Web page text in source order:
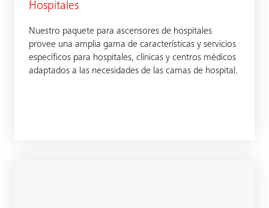
Hospitales
Nuestro paquete para ascensores de hospitales
provee una amplia gama de características y servicios
específicos para hospitales, clínicas y centros médicos
adaptados a las necesidades de las camas de hospital.